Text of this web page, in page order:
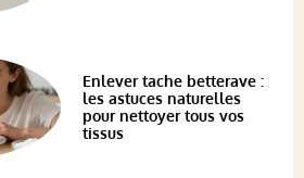
Enlever tache betterave :
les astuces naturelles
pour nettoyer tous vos
tissus